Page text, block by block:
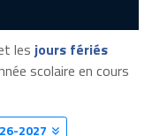
les jours fériés
scolaire en cours
2027